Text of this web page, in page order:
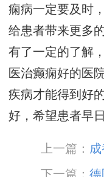
痫病一定要及时
给患者带来更多
有了一定的了解
医治癫痫好的医
疾病才能得到好
好，希望患者早
上一篇：
下一篇：德